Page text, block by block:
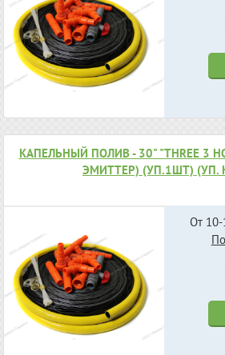
КАПЕЛЬНЫЙ ПОЛИВ - 30" "THREE 3
ЭМИТТЕР) (УП.1ШТ) (УП.
От 10-